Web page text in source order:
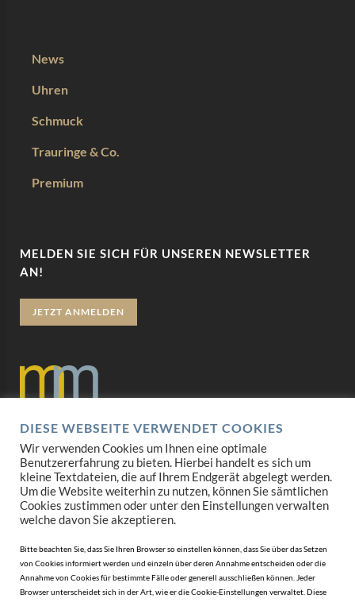
News
Uhren
Schmuck
Trauringe & Co.
Premium
MELDEN SIE SICH FÜR UNSEREN NEWSLETTER
AN!
JETZT ANMELDEN
Datenschutz
Impressum
AGB
DIESE WEBSEITE VERWENDET COOKIES
Wir verwenden Cookies um Ihnen eine optimale
Benutzererfahrung zu bieten. Hierbei handelt es sich um
kleine Textdateien, die auf Ihrem Endgerät abgelegt werden.
Um die Website weiterhin zu nutzen, können Sie sämtlichen
Cookies zustimmen oder unter den Einstellungen verwalten
welche davon Sie akzeptieren.
Bitte beachten Sie, dass Sie Ihren Browser so einstellen können, dass Sie über das Setzen
von Cookies informiert werden und einzeln über deren Annahme entscheiden oder die
Annahme von Cookies für bestimmte Fälle oder generell ausschließen können. Jeder
Browser unterscheidet sich in der Art, wie er die Cookie-Einstellungen verwaltet. Diese